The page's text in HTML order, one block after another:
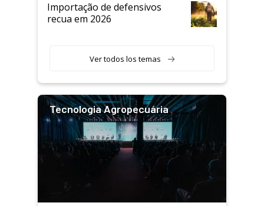
Importação de defensivos
recua em 2026
Ver todos los temas
Tecnologia Agropecuária